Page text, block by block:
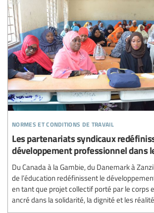
normes et conditions de travail
Les partenariats syndicaux
développement professionnel dans
Du Canada à la Gambie, du Danemark à
de l’éducation redéfinissent le
en tant que projet collectif porté par le corps
ancré dans la solidarité, la dignité et les